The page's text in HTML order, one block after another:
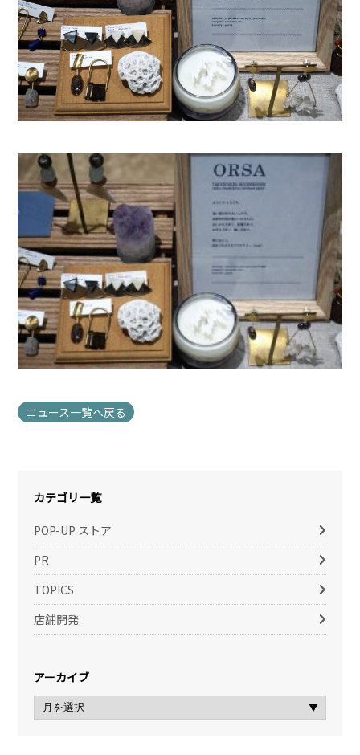
ニュース一覧へ戻る
カテゴリ一覧
POP-UP ストア
PR
TOPICS
店舗開発
アーカイブ